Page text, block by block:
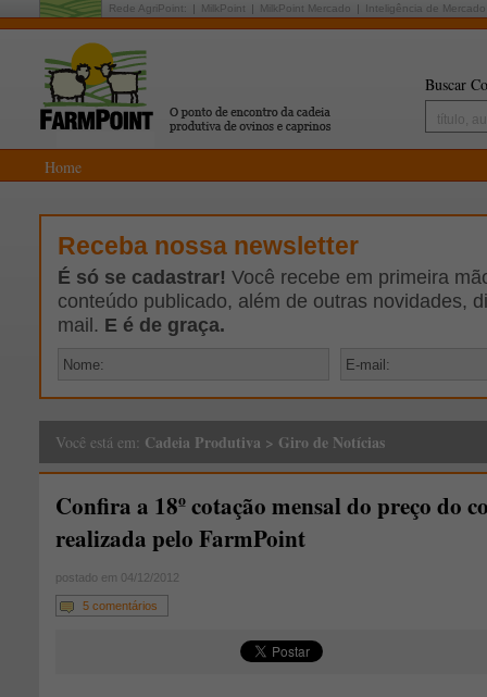
Rede AgriPoint: MilkPoint MilkPoint Mercado Inteligência de Mercado
Buscar
Home
Receba nossa newsletter
É só se cadastrar! Você recebe em primeira
conteúdo publicado, além de outras novidades,
mail. E é de graça.
Você está em: Cadeia Produtiva > Giro de Notícias
Confira a 18º cotação mensal do preço do
realizada pelo FarmPoint
postado em 04/12/2012
5 comentários